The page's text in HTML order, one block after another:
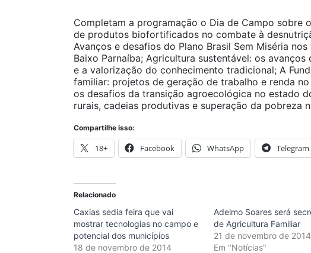
Completam a programação o Dia de Campo sobre
de produtos biofortificados no combate à
Avanços e desafios do Plano Brasil Sem Miséria
Baixo Parnaíba; Agricultura sustentável: os
e a valorização do conhecimento tradicional; A
familiar: projetos de geração de trabalho e renda
os desafios da transição agroecológica no estado
rurais, cadeias produtivas e superação da pobreza
Compartilhe isso:
18+ Facebook WhatsApp Telegram
Relacionado
Caxias sedia feira que vai
mostrar tecnologias no campo e
potencial dos municípios
18 de novembro de 2014
Adelmo Soares será
de Agricultura Familiar
21 de novembro de 2014
Em "Notícias"